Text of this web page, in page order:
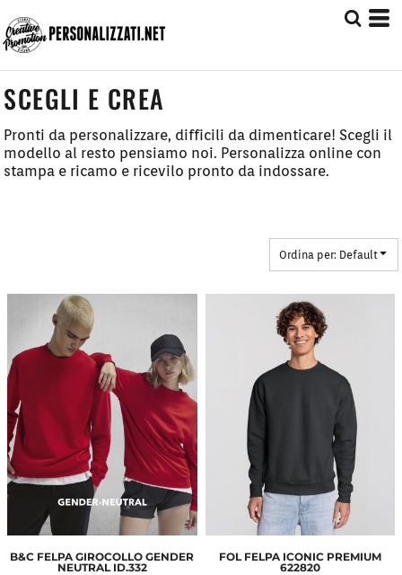
SCEGLI E CREA
Pronti da personalizzare, difficili da dimenticare! Scegli il
modello al resto pensiamo noi. Personalizza online con
stampa e ricamo e ricevilo pronto da indossare.
Ordina per: Default
B&C FELPA GIROCOLLO GENDER
NEUTRAL ID.332
FOL FELPA ICONIC PREMIUM
622820
Default
Prezzo: Dal più Basso
Prezzo: Dal più Alto
Date Added